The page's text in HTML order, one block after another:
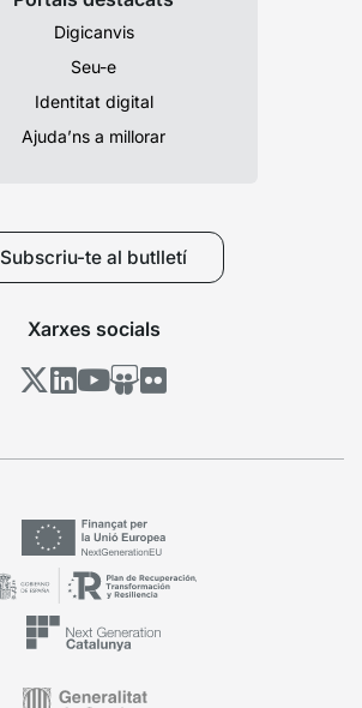
Digicanvis
Seu-e
Identitat digital
Ajuda’ns a millorar
Subscriu-te al butlletí
Xarxes socials